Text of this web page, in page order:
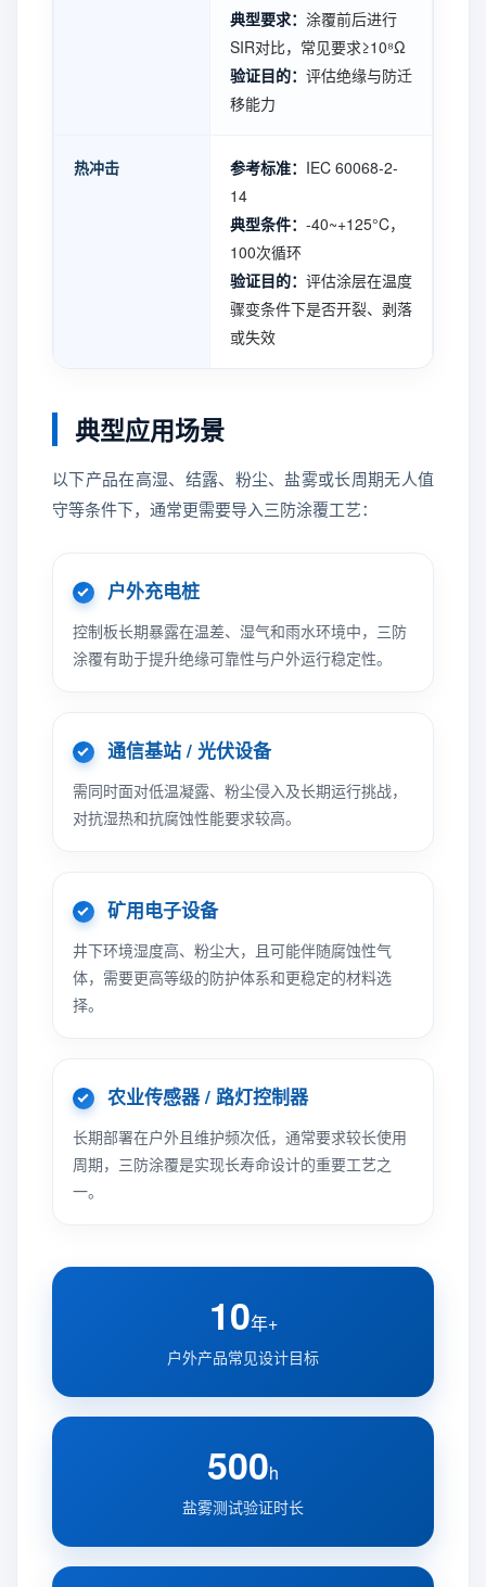
典型要求： 涂覆前后进行
SIR对比，常见要求≥10⁸Ω
验证目的： 评估绝缘与防迁
移能力
热冲击 参考标准： IEC 60068-2-
14
典型条件： -40~+125°C，
100次循环
验证目的： 评估涂层在温度
骤变条件下是否开裂、剥落
或失效
典型应用场景
以下产品在高湿、结露、粉尘、盐雾或长周期无人值
守等条件下，通常更需要导入三防涂覆工艺：
户外充电桩
控制板长期暴露在温差、湿气和雨水环境中，三防
涂覆有助于提升绝缘可靠性与户外运行稳定性。
通信基站 / 光伏设备
需同时面对低温凝露、粉尘侵入及长期运行挑战，
对抗湿热和抗腐蚀性能要求较高。
矿用电子设备
井下环境湿度高、粉尘大，且可能伴随腐蚀性气
体，需要更高等级的防护体系和更稳定的材料选
择。
农业传感器 / 路灯控制器
长期部署在户外且维护频次低，通常要求较长使用
周期，三防涂覆是实现长寿命设计的重要工艺之
一。
10年+
户外产品常见设计目标
500h
盐雾测试验证时长